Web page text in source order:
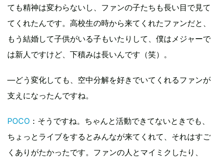
ても精神は変わらないし、ファンの子たちも長い目で見て
てくれたんです。高校生の時から来てくれたファンだと、
もう結婚して子供がいる子もいたりして、僕はメジャーで
は新人ですけど、下積みは長いんです（笑）。
―どう変化しても、空中分解を好きでいてくれるファンが
支えになったんですね。
POCO ：そうですね。ちゃんと活動できてないときでも、
ちょっとライブをするとみんなが来てくれて、それはすご
くありがたかったです。ファンの人とマイミクしたり、